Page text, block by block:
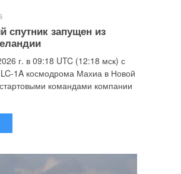
спутник запущен из
г. в 09:18 UTC (12:18 мск) с
1A космодрома Махиа в Новой
командами компании